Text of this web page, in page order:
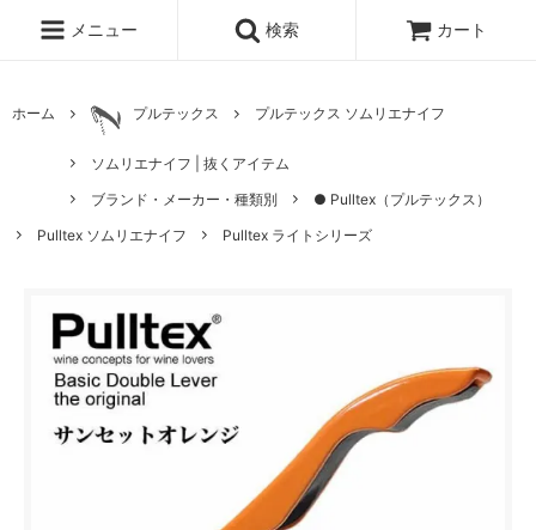
メニュー 検索 カート
ホーム プルテックス プルテックス ソムリエナイフ
ソムリエナイフ | 抜くアイテム
ブランド・メーカー・種類別
● Pulltex（プルテックス）
Pulltex ソムリエナイフ
Pulltex ライトシリーズ